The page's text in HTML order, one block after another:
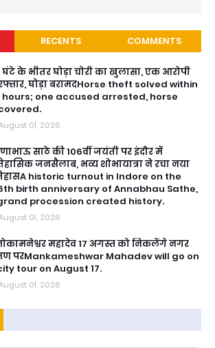
RECENTS COMMENTS
घंटे के भीतर घोड़ा चोरी का खुलासा, एक आरोपी
घोड़ा बरामदHorse theft solved within
hours; one accused arrested, horse
01, 2026
साठे की 106वीं जयंती पर इंदौर में
जनसैलाब, भव्य शोभायात्रा ने रचा नया
historic turnout in Indore on the
birth anniversary of Annabhau Sathe,
procession created history.
01, 2026
महादेव 17 अगस्त को निकलेंगे नगर
परMankameshwar Mahadev will go on
tour on August 17.
01, 2026